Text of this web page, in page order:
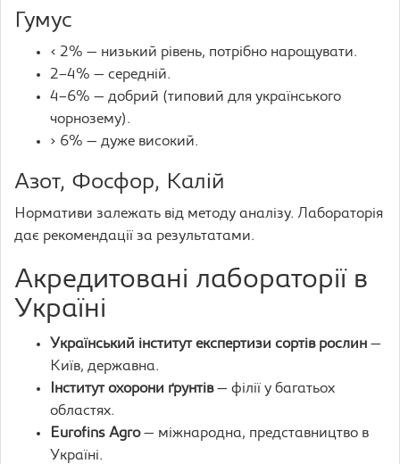
Гумус
< 2% — низький рівень, потрібно нарощувати.
2–4% — середній.
4–6% — добрий (типовий для українського
чорнозему).
> 6% — дуже високий.
Азот, Фосфор, Калій
Нормативи залежать від методу аналізу. Лабораторія
дає рекомендації за результатами.
Акредитовані лабораторії в
Україні
Український інститут експертизи сортів рослин —
Київ, державна.
Інститут охорони ґрунтів— філії у багатьох
областях.
Eurofins Agro— міжнародна, представництво в
Україні.